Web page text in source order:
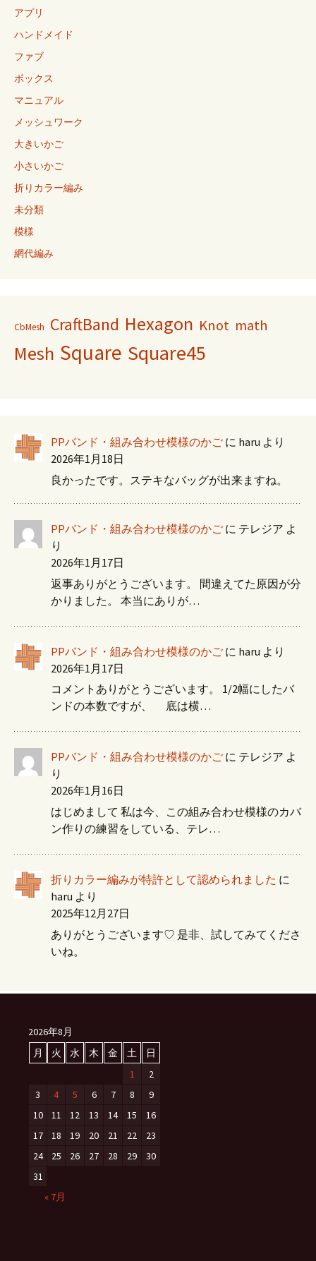
アプリ
ハンドメイド
ファブ
ボックス
マニュアル
メッシュワーク
大きいかご
小さいかご
折りカラー編み
未分類
模様
網代編み
CbMesh CraftBand Hexagon Knot math
Mesh Square Square45
PPバンド・組み合わせ模様のかご に haru より
2026年1月18日
良かったです。ステキなバッグが出来ますね。
PPバンド・組み合わせ模様のかご に テレジア よ
り
2026年1月17日
返事ありがとうございます。 間違えてた原因が分
かりました。 本当にありが…
PPバンド・組み合わせ模様のかご に haru より
2026年1月17日
コメントありがとうございます。 1/2幅にしたバ
ンドの本数ですが、 底は横…
PPバンド・組み合わせ模様のかご に テレジア よ
り
2026年1月16日
はじめまして 私は今、この組み合わせ模様のカバ
ン作りの練習をしている、テレ…
折りカラー編みが特許として認められました に
haru より
2025年12月27日
ありがとうございます♡ 是非、試してみてくださ
いね。
2026年8月
月
火 水 木 金 土
日
1
2
3
4 5 6 7 8
9
10
11 12 13 14 15
16
17
18 19 20 21 22
23
24
25 26 27 28 29
30
31
« 7月